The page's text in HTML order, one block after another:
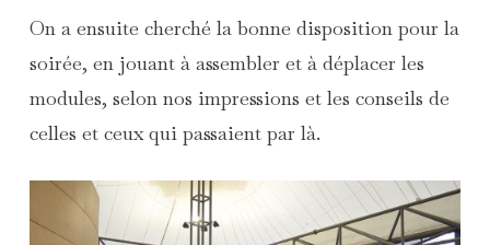
On a ensuite cherché la bonne disposition pour la
soirée, en jouant à assembler et à déplacer les
modules, selon nos impressions et les conseils de
celles et ceux qui passaient par là.